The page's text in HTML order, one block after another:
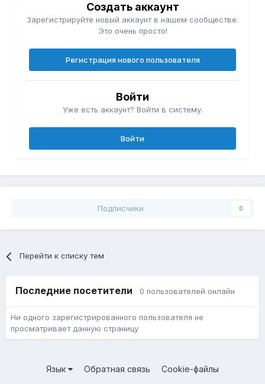
Создать аккаунт
Зарегистрируйте новый аккаунт в нашем сообществе.
Это очень просто!
Регистрация нового пользователя
Войти
Уже есть аккаунт? Войти в систему.
Войти
Подписчики 0
Перейти к списку тем
Последние посетители 0 пользователей онлайн
Ни одного зарегистрированного пользователя не
просматривает данную страницу
Язык Обратная связь Cookie-файлы